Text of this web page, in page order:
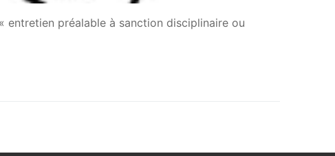
préalable à sanction disciplinaire ou